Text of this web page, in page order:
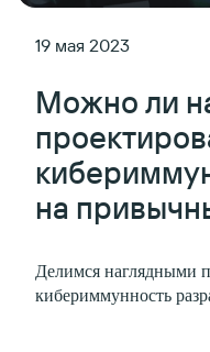
19 мая 2023
Можно ли
на
Делимся наглядными
кибериммунность